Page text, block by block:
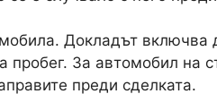
Докладът включва
За автомобил на
преди сделката.